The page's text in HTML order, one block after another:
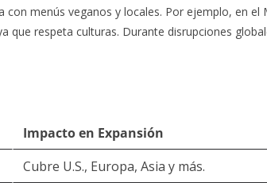
menús veganos y locales. Por ejemplo, en el
que respeta culturas. Durante disrupciones
Impacto en Expansión
Cubre U.S., Europa, Asia y más.